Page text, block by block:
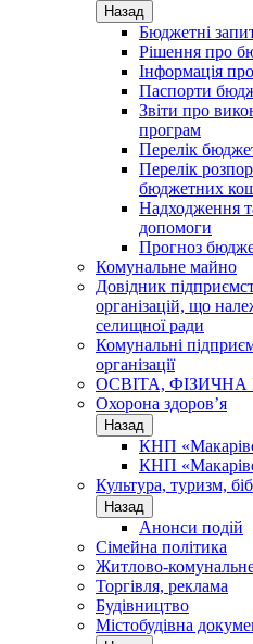
Назад
Бюджетні
Рішення про
Інформація
Паспорти
Звіти про
програм
Перелік
Перелік
бюджетних
Надходження
допомоги
Прогноз
Комунальне майно
Довідник
організацій, що
селищної ради
Комунальні
організації
ОСВІТА, ФІЗИЧНА
Охорона здоров’я
Назад
КНП
КНП
Культура, туризм,
Назад
Анонси подій
Сімейна політика
Житлово-комунальне
Торгівля, реклама
Будівництво
Містобудівна